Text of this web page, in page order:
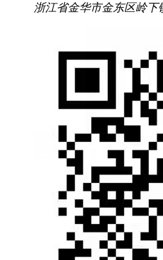
浙江省金华市金东区岭下